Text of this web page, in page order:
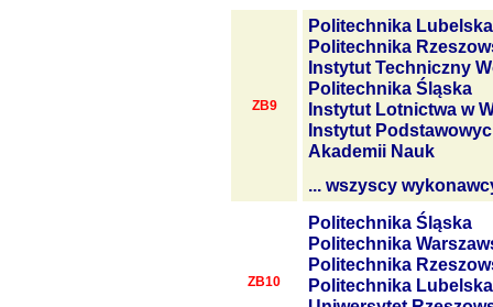
ZB9
Politechnika Lubelska
Politechnika
Instytut Techniczny
Politechnika Śląska
Instytut Lotnictwa w
Instytut
Akademii Nauk
... wszyscy
ZB10
Politechnika Śląska
Politechnika
Politechnika
Politechnika Lubelska